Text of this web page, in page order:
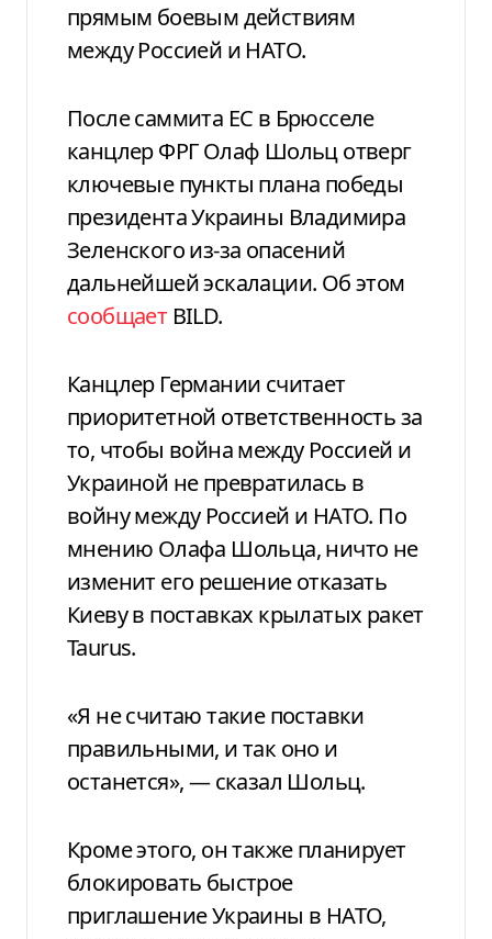
прямым боевым действиям
между Россией и НАТО.
После саммита ЕС в Брюсселе
канцлер ФРГ Олаф Шольц отверг
ключевые пункты плана победы
президента Украины Владимира
Зеленского из-за опасений
дальнейшей эскалации. Об этом
сообщает BILD.
Канцлер Германии считает
приоритетной ответственность за
то, чтобы война между Россией и
Украиной не превратилась в
войну между Россией и НАТО. По
мнению Олафа Шольца, ничто не
изменит его решение отказать
Киеву в поставках крылатых ракет
Taurus.
«Я не считаю такие поставки
правильными, и так оно и
останется», — сказал Шольц.
Кроме этого, он также планирует
блокировать быстрое
приглашение Украины в НАТО,